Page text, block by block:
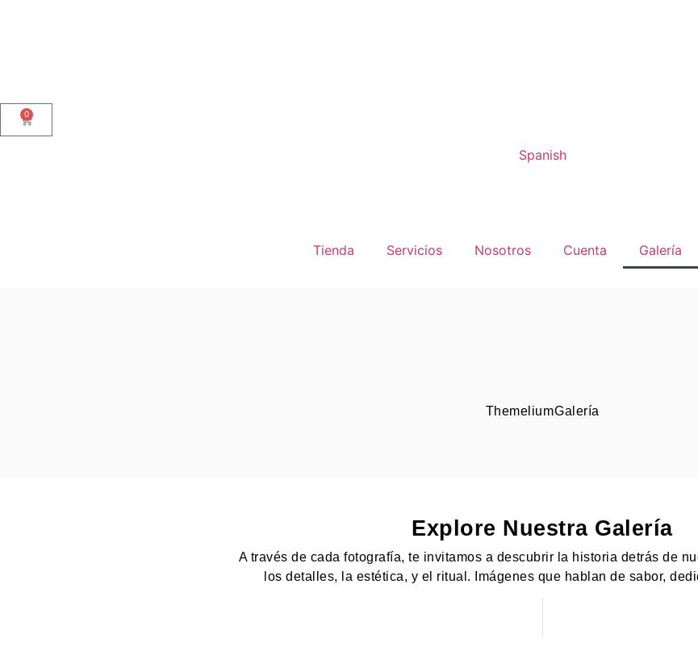
0
Spanish
Tienda Servicios Nosotros Cuenta Galería
ThemeliumGalería
Explore Nuestra Galería
A través de cada fotografía, te invitamos a descubrir la historia detrás de
los detalles, la estética, y el ritual. Imágenes que hablan de sabor,